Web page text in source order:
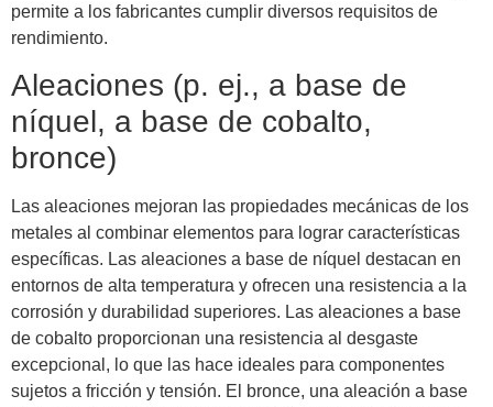
permite a los fabricantes cumplir diversos requisitos de
rendimiento.
Aleaciones (p. ej., a base de
níquel, a base de cobalto,
bronce)
Las aleaciones mejoran las propiedades mecánicas de los
metales al combinar elementos para lograr características
específicas. Las aleaciones a base de níquel destacan en
entornos de alta temperatura y ofrecen una resistencia a la
corrosión y durabilidad superiores. Las aleaciones a base
de cobalto proporcionan una resistencia al desgaste
excepcional, lo que las hace ideales para componentes
sujetos a fricción y tensión. El bronce, una aleación a base